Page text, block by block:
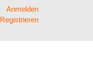
Anmelden
Registrieren